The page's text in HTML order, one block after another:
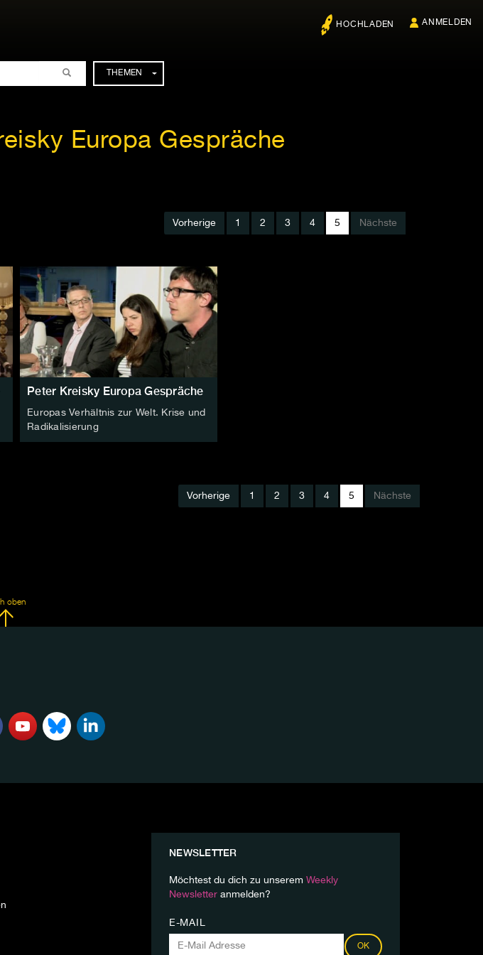
HOCHLADEN ANMELDEN
THEMEN
Europa Gespräche
Vorherige 1 2 3 4 5 Nächste
Peter Kreisky Europa Gespräche
Europas Verhältnis zur Welt. Krise und
Radikalisierung
Vorherige 1 2 3 4 5 Nächste
oben
NEWSLETTER
Möchtest du dich zu unserem Weekly
Newsletter anmelden?
E-MAIL
OK